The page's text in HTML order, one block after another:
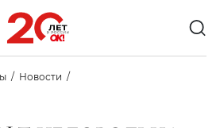
Новости